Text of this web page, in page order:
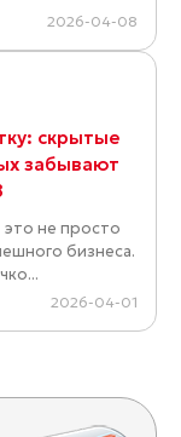
2026-04-08
скрытые
забывают
не просто
бизнеса.
2026-04-01